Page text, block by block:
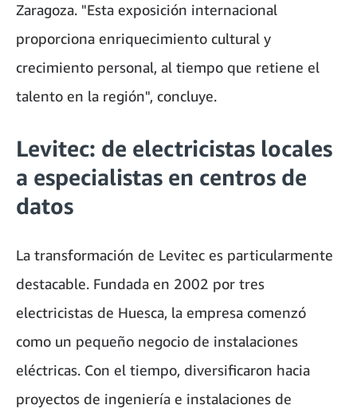
Zaragoza. "Esta exposición internacional
proporciona enriquecimiento cultural y
crecimiento personal, al tiempo que retiene el
talento en la región", concluye.
Levitec: de electricistas locales
a especialistas en centros de
datos
La transformación de Levitec es particularmente
destacable. Fundada en 2002 por tres
electricistas de Huesca, la empresa comenzó
como un pequeño negocio de instalaciones
eléctricas. Con el tiempo, diversificaron hacia
proyectos de ingeniería e instalaciones de